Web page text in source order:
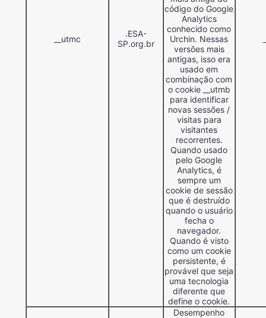
__utmc
.ESA-
SP.org.br
código do Google
Analytics
conhecido como
Urchin. Nessas
versões mais
antigas, isso era
usado em
combinação com
o cookie __utmb
para identificar
novas sessões /
visitas para
visitantes
recorrentes.
Quando usado
pelo Google
Analytics, é
sempre um
cookie de sessão
que é destruído
quando o usuário
fecha o
navegador.
Quando é visto
como um cookie
persistente, é
provável que seja
uma tecnologia
diferente que
define o cookie.
Desempenho